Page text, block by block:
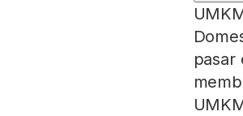
pasar